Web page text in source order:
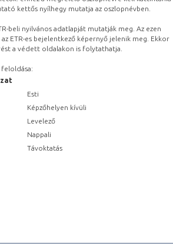
kettős nyílhegy mutatja az oszlopnévben.
beli nyilvános adatlapját mutatják meg. Az ezen
ETR-es bejelentkező képernyő jelenik meg. Ekkor
a védett oldalakon is folytathatja.
Esti
Képzőhelyen kívüli
Levelező
Nappali
Távoktatás